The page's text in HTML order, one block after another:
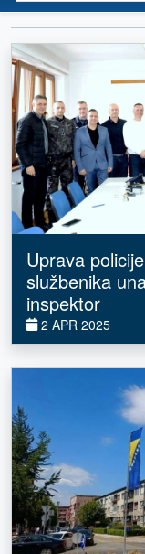
Uprava
službenika
inspektor
2 APR 2025